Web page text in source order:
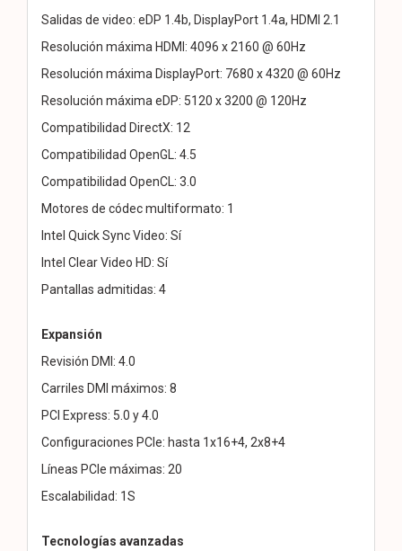
Salidas de video: eDP 1.4b, DisplayPort 1.4a, HDMI 2.1
Resolución máxima HDMI: 4096 x 2160 @ 60Hz
Resolución máxima DisplayPort: 7680 x 4320 @ 60Hz
Resolución máxima eDP: 5120 x 3200 @ 120Hz
Compatibilidad DirectX: 12
Compatibilidad OpenGL: 4.5
Compatibilidad OpenCL: 3.0
Motores de códec multiformato: 1
Intel Quick Sync Video: Sí
Intel Clear Video HD: Sí
Pantallas admitidas: 4
Expansión
Revisión DMI: 4.0
Carriles DMI máximos: 8
PCI Express: 5.0 y 4.0
Configuraciones PCIe: hasta 1x16+4, 2x8+4
Líneas PCIe máximas: 20
Escalabilidad: 1S
Tecnologías avanzadas